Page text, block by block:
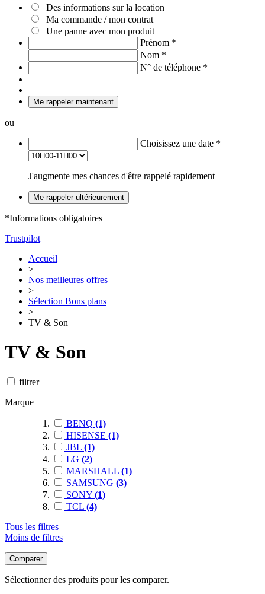
Des informations sur la location
Ma commande / mon contrat
Une panne avec mon produit
Prénom *
Nom *
N° de téléphone *
Me rappeler maintenant
ou
Choisissez une date *
J'augmente mes chances d'être rappelé rapidement
Me rappeler ultérieurement
*Informations obligatoires
Trustpilot
Accueil
>
Nos meilleures offres
>
Sélection Bons plans
>
TV & Son
TV & Son
filtrer
Marque
BENQ (1)
HISENSE (1)
JBL (1)
LG (2)
MARSHALL (1)
SAMSUNG (3)
SONY (1)
TCL (4)
Tous les filtres
Moins de filtres
Comparer
Sélectionner des produits pour les comparer.